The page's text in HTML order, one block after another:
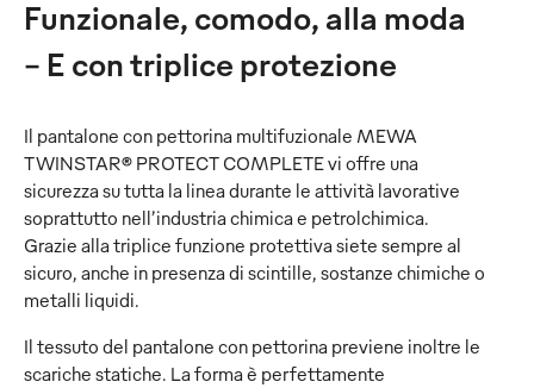
Funzionale, comodo, alla moda
– E con triplice protezione
Il pantalone con pettorina multifuzionale MEWA
TWINSTAR® PROTECT COMPLETE vi offre una
sicurezza su tutta la linea durante le attività lavorative
soprattutto nell’industria chimica e petrolchimica.
Grazie alla triplice funzione protettiva siete sempre al
sicuro, anche in presenza di scintille, sostanze chimiche o
metalli liquidi.
Il tessuto del pantalone con pettorina previene inoltre le
scariche statiche. La forma è perfettamente